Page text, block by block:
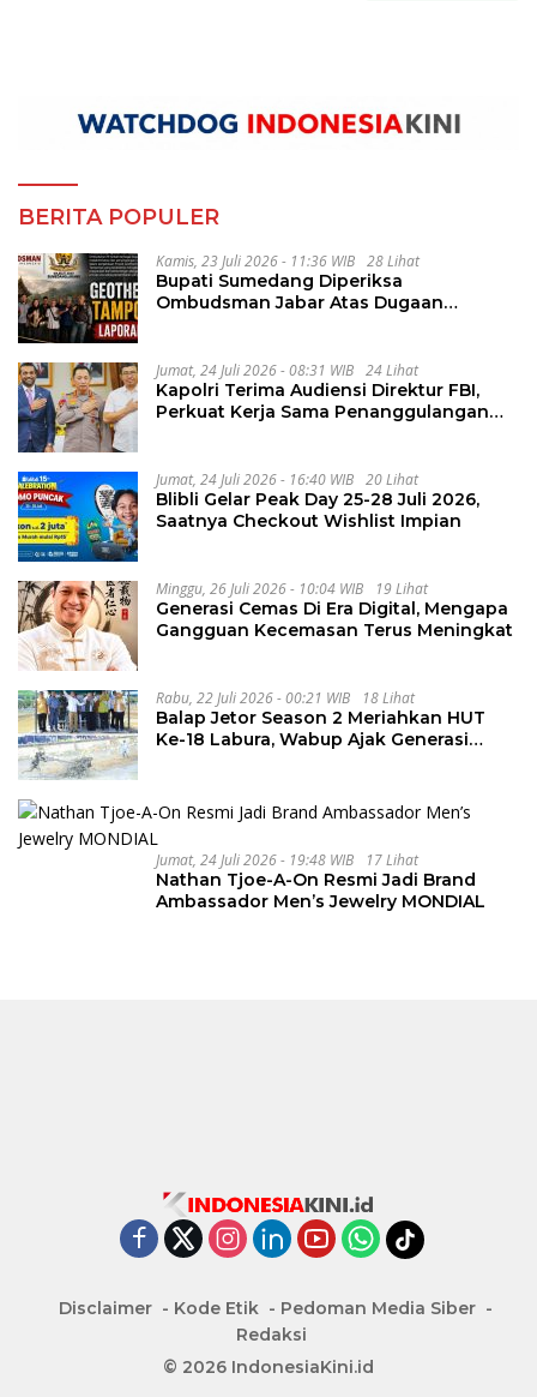
BERITA POPULER
Kamis, 23 Juli 2026 - 11:36 WIB 28 Lihat
Bupati Sumedang Diperiksa
Ombudsman Jabar Atas Dugaan
Jumat, 24 Juli 2026 - 08:31 WIB 24 Lihat
Kapolri Terima Audiensi Direktur FBI,
Perkuat Kerja Sama Penanggulangan
Jumat, 24 Juli 2026 - 16:40 WIB 20 Lihat
Blibli Gelar Peak Day 25-28 Juli 2026,
Saatnya Checkout Wishlist Impian
Minggu, 26 Juli 2026 - 10:04 WIB 19 Lihat
Generasi Cemas Di Era Digital, Mengapa
Gangguan Kecemasan Terus Meningkat
Rabu, 22 Juli 2026 - 00:21 WIB 18 Lihat
Balap Jetor Season 2 Meriahkan HUT
Ke-18 Labura, Wabup Ajak Generasi
Jumat, 24 Juli 2026 - 19:48 WIB 17 Lihat
Nathan Tjoe-A-On Resmi Jadi Brand
Ambassador Men’s Jewelry MONDIAL
Disclaimer Kode Etik
Pedoman Media Siber
Redaksi
© 2026 IndonesiaKini.id